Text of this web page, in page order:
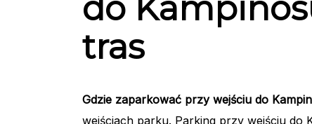
do
tras
Gdzie zaparkować przy wejściu do
wejściach parku. Parking przy wejściu do